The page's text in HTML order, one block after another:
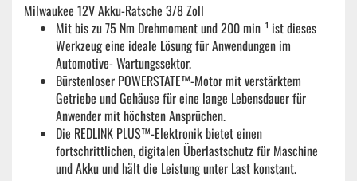
Milwaukee 12V Akku-Ratsche 3/8 Zoll
Mit bis zu 75 Nm Drehmoment und 200 min⁻¹ ist dieses
Werkzeug eine ideale Lösung für Anwendungen im
Automotive- Wartungssektor.
Bürstenloser POWERSTATE™-Motor mit verstärktem
Getriebe und Gehäuse für eine lange Lebensdauer für
Anwender mit höchsten Ansprüchen.
Die REDLINK PLUS™-Elektronik bietet einen
fortschrittlichen, digitalen Überlastschutz für Maschine
und Akku und hält die Leistung unter Last konstant.